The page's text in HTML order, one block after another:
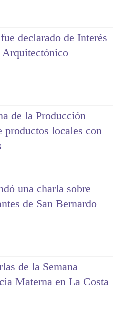
declarado de Interés
de la Producción
productos locales con
una charla sobre
de San Bernardo
de la Semana
Materna en La Costa